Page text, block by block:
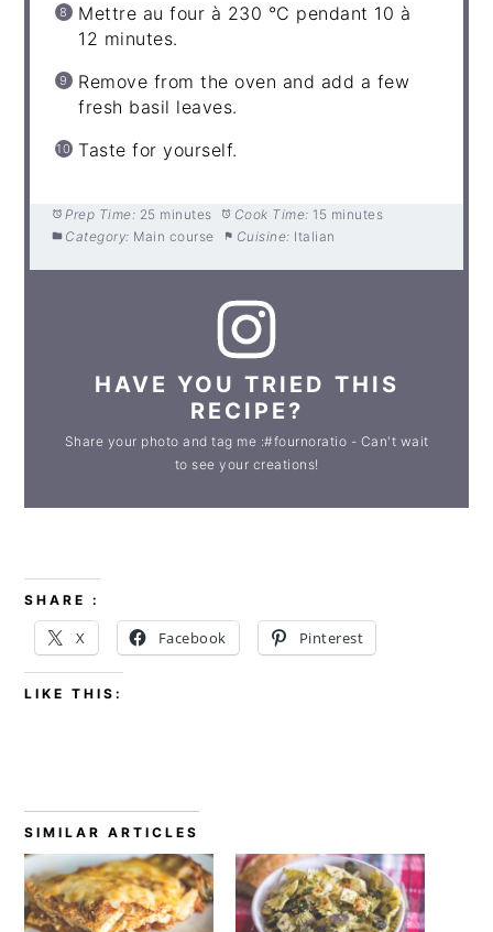
Mettre au four à 230 °C pendant 10 à
12 minutes.
Remove from the oven and add a few
fresh basil leaves.
Taste for yourself.
Prep Time: 25 minutes Cook Time: 15 minutes
Category: Main course Cuisine: Italian
HAVE YOU TRIED THIS
RECIPE?
Share your photo and tag me :#fournoratio - Can't wait
to see your creations!
SHARE :
X Facebook Pinterest
LIKE THIS:
SIMILAR ARTICLES